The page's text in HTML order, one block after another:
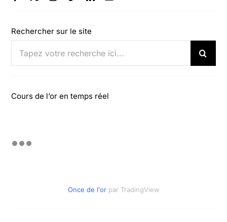
Rechercher sur le site
Cours de l’or en temps réel
Once de l'or par TradingView